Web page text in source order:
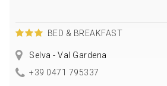
BED & BREAKFAST
Selva - Val Gardena
+39 0471 795337